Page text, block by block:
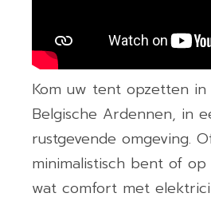
Kom uw tent opzetten
Belgische Ardennen, in
rustgevende omgeving.
minimalistisch bent of
wat comfort met